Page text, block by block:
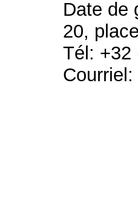
Date de
20,
Tél: +32